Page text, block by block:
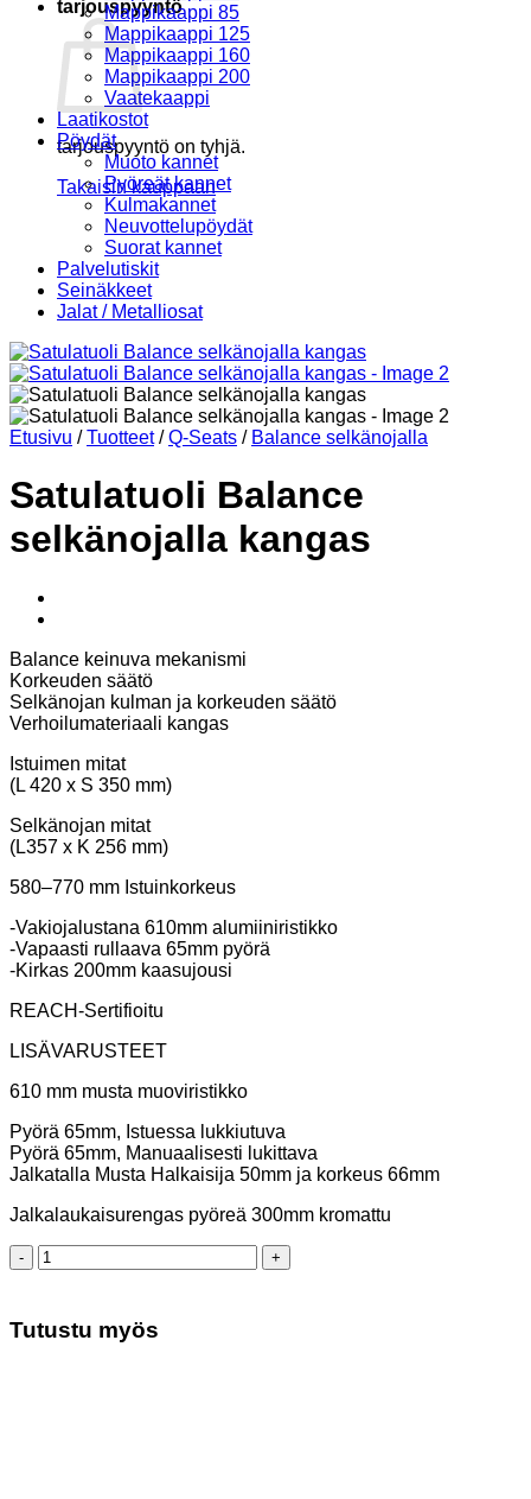
tarjouspyyntö
tarjouspyyntö on tyhjä.
Takaisin kauppaan
Mappikaappi 85
Mappikaappi 125
Mappikaappi 160
Mappikaappi 200
Vaatekaappi
Laatikostot
Pöydät
Muoto kannet
Pyöreät kannet
Kulmakannet
Neuvottelupöydät
Suorat kannet
Palvelutiskit
Seinäkkeet
Jalat / Metalliosat
Etusivu / Tuotteet / Q-Seats / Balance selkänojalla
Satulatuoli Balance
selkänojalla kangas
Balance keinuva mekanismi
Korkeuden säätö
Selkänojan kulman ja korkeuden säätö
Verhoilumateriaali kangas
Istuimen mitat
(L 420 x S 350 mm)
Selkänojan mitat
(L357 x K 256 mm)
580–770 mm Istuinkorkeus
-Vakiojalustana 610mm alumiiniristikko
-Vapaasti rullaava 65mm pyörä
-Kirkas 200mm kaasujousi
REACH-Sertifioitu
LISÄVARUSTEET
610 mm musta muoviristikko
Pyörä 65mm, Istuessa lukkiutuva
Pyörä 65mm, Manuaalisesti lukittava
Jalkatalla Musta Halkaisija 50mm ja korkeus 66mm
Jalkalaukaisurengas pyöreä 300mm kromattu
Satulatuoli
Balance
määrä
Tutustu myös